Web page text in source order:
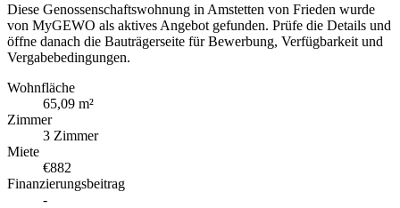
Diese Genossenschaftswohnung in Amstetten von Frieden wurde
von MyGEWO als aktives Angebot gefunden. Prüfe die Details und
öffne danach die Bauträgerseite für Bewerbung, Verfügbarkeit und
Vergabebedingungen.
Wohnfläche
65,09 m²
Zimmer
3 Zimmer
Miete
€882
Finanzierungsbeitrag
-